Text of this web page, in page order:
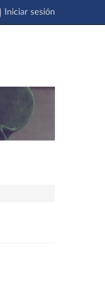
Iniciar sesión